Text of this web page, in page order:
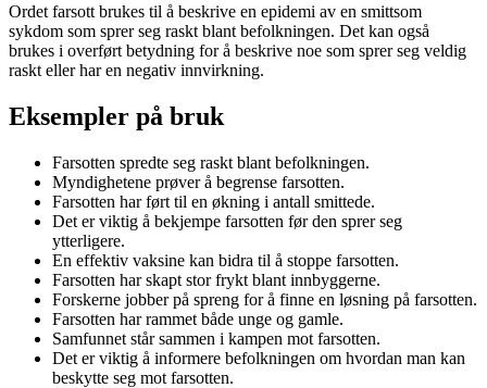
Ordet farsott brukes til å beskrive en epidemi av en smittsom
sykdom som sprer seg raskt blant befolkningen. Det kan også
brukes i overført betydning for å beskrive noe som sprer seg veldig
raskt eller har en negativ innvirkning.
Eksempler på bruk
Farsotten spredte seg raskt blant befolkningen.
Myndighetene prøver å begrense farsotten.
Farsotten har ført til en økning i antall smittede.
Det er viktig å bekjempe farsotten før den sprer seg
ytterligere.
En effektiv vaksine kan bidra til å stoppe farsotten.
Farsotten har skapt stor frykt blant innbyggerne.
Forskerne jobber på spreng for å finne en løsning på farsotten.
Farsotten har rammet både unge og gamle.
Samfunnet står sammen i kampen mot farsotten.
Det er viktig å informere befolkningen om hvordan man kan
beskytte seg mot farsotten.